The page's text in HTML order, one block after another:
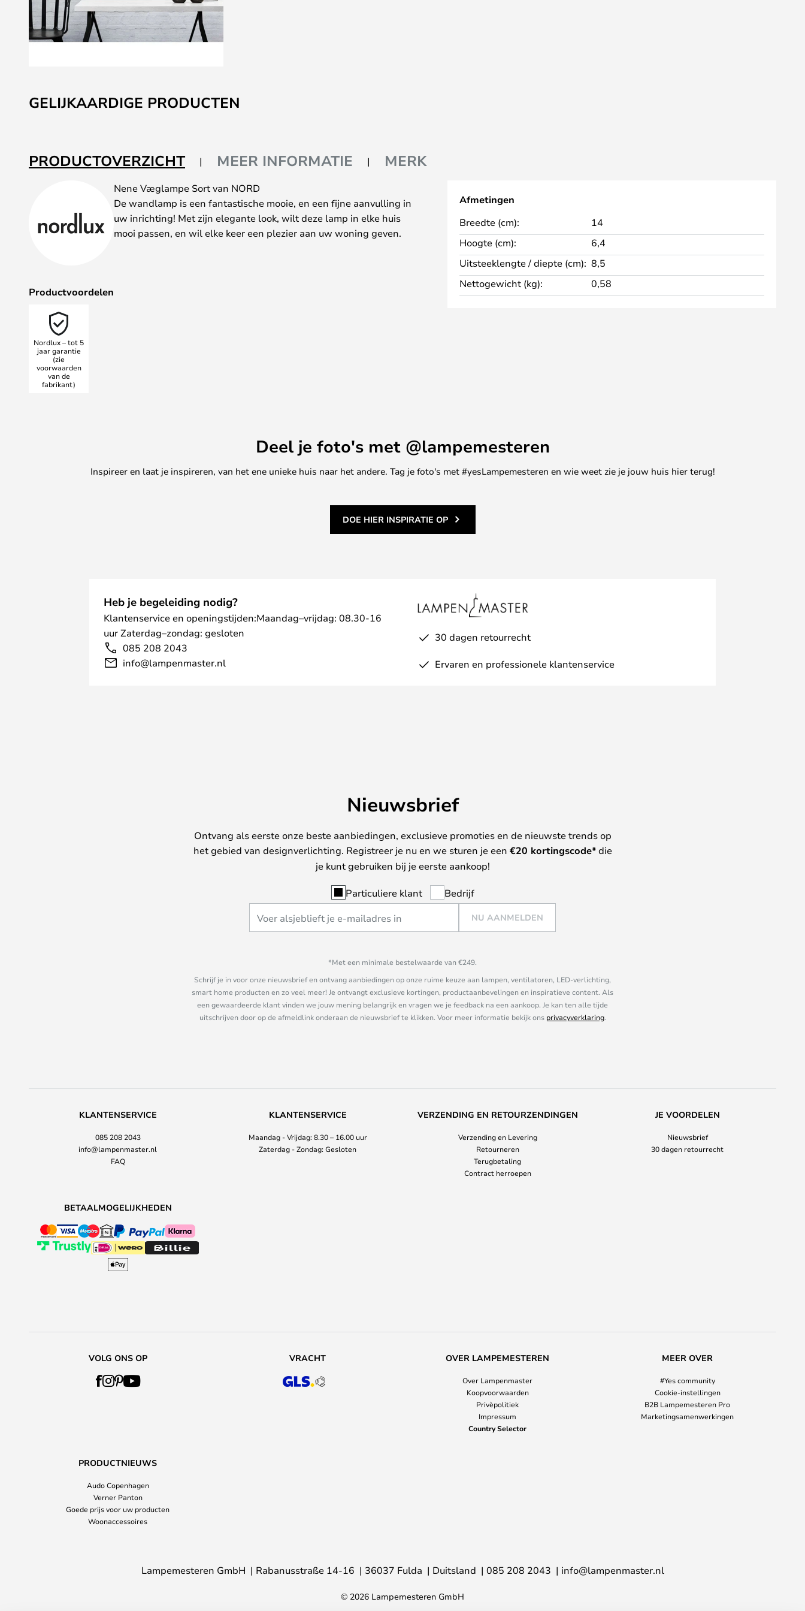
naar
het
de
afbeeldingen-
GELIJKAARDIGE PRODUCTEN
PRODUCTOVERZICHT MEER INFORMATIE MERK
Nene Væglampe Sort van NORD
De wandlamp is een fantastische mooie, en een fijne aanvulling in
uw inrichting! Met zijn elegante look, wilt deze lamp in elke huis
mooi passen, en wil elke keer een plezier aan uw woning geven.
Productvoordelen
Nordlux – tot 5
jaar garantie
(zie
voorwaarden
van de
fabrikant)
Afmetingen
Breedte (cm):
14
Hoogte (cm):
6,4
Uitsteeklengte / diepte (cm): 8,5
Nettogewicht (kg):
0,58
Deel je foto's met @lampemesteren
Inspireer en laat je inspireren, van het ene unieke huis naar het andere. Tag je foto's met #yesLampemesteren en wie weet zie je jouw huis hier terug!
DOE HIER INSPIRATIE OP
Heb je begeleiding nodig?
Klantenservice en openingstijden:Maandag–vrijdag: 08.30-16
uur Zaterdag–zondag: gesloten
085 208 2043
info@lampenmaster.nl
30 dagen retourrecht
Ervaren en professionele klantenservice
Nieuwsbrief
Ontvang als eerste onze beste aanbiedingen, exclusieve promoties en de nieuwste trends op
het gebied van designverlichting. Registreer je nu en we sturen je een €20 kortingscode*die
je kunt gebruiken bij je eerste aankoop!
Particuliere klant Bedrijf
NU AANMELDEN
*Met een minimale bestelwaarde van €249.
Schrijf je in voor onze nieuwsbrief en ontvang aanbiedingen op onze ruime keuze aan lampen, ventilatoren, LED-verlichting,
smart home producten en zo veel meer! Je ontvangt exclusieve kortingen, productaanbevelingen en inspiratieve content. Als
een gewaardeerde klant vinden we jouw mening belangrijk en vragen we je feedback na een aankoop. Je kan ten alle tijde
uitschrijven door op de afmeldlink onderaan de nieuwsbrief te klikken. Voor meer informatie bekijk ons privacyverklaring.
KLANTENSERVICE
085 208 2043
info@lampenmaster.nl
FAQ
KLANTENSERVICE
Maandag - Vrijdag: 8.30 – 16.00 uur
Zaterdag - Zondag: Gesloten
VERZENDING EN RETOURZENDINGEN
Verzending en Levering
Retourneren
Terugbetaling
Contract herroepen
JE VOORDELEN
Nieuwsbrief
30 dagen retourrecht
BETAALMOGELIJKHEDEN
VOLG ONS OP VRACHT OVER LAMPEMESTEREN
Over Lampenmaster
Koopvoorwaarden
Privèpolitiek
Impressum
Country Selector
MEER OVER
#Yes community
Cookie-instellingen
B2B Lampemesteren Pro
Marketingsamenwerkingen
PRODUCTNIEUWS
Audo Copenhagen
Verner Panton
Goede prijs voor uw producten
Woonaccessoires
Lampemesteren GmbH Rabanusstraße 14-16 36037 Fulda Duitsland 085 208 2043 info@lampenmaster.nl
© 2026 Lampemesteren GmbH